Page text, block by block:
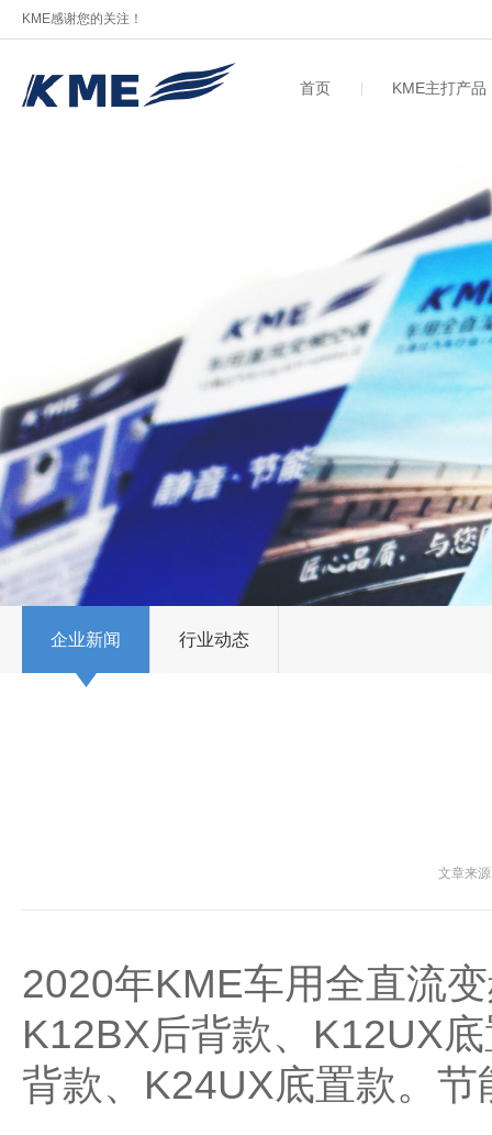
KME感谢您的关注！
首页 KME主打产品
企业新闻 行业动态
文章来
2020年KME车用全直流
K12BX后背款、K12UX
背款、K24UX底置款。 节